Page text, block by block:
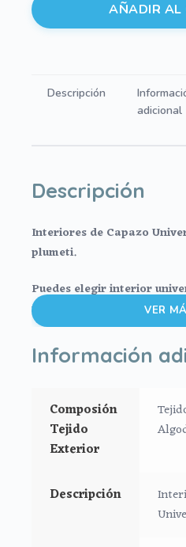
Capazo
AÑADIR AL
Descripción
adicional
Descripción
Interiores de Capazo
plumeti.
Puedes elegir interior
relleno.
Puedes elegir el interior
volante o sin volante.
*Aptos para todo tipo de
capota unida al capazo
Interior universal:
*En tejido bambula plumeti.
*Ajustado al capazo por
VER
Información
Composión
Tejido
Exterior
Descripción